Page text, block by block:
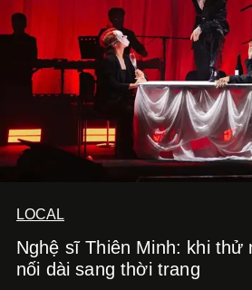
LOCAL
Nghệ sĩ Thiên Minh: khi thử
nối dài sang thời trang